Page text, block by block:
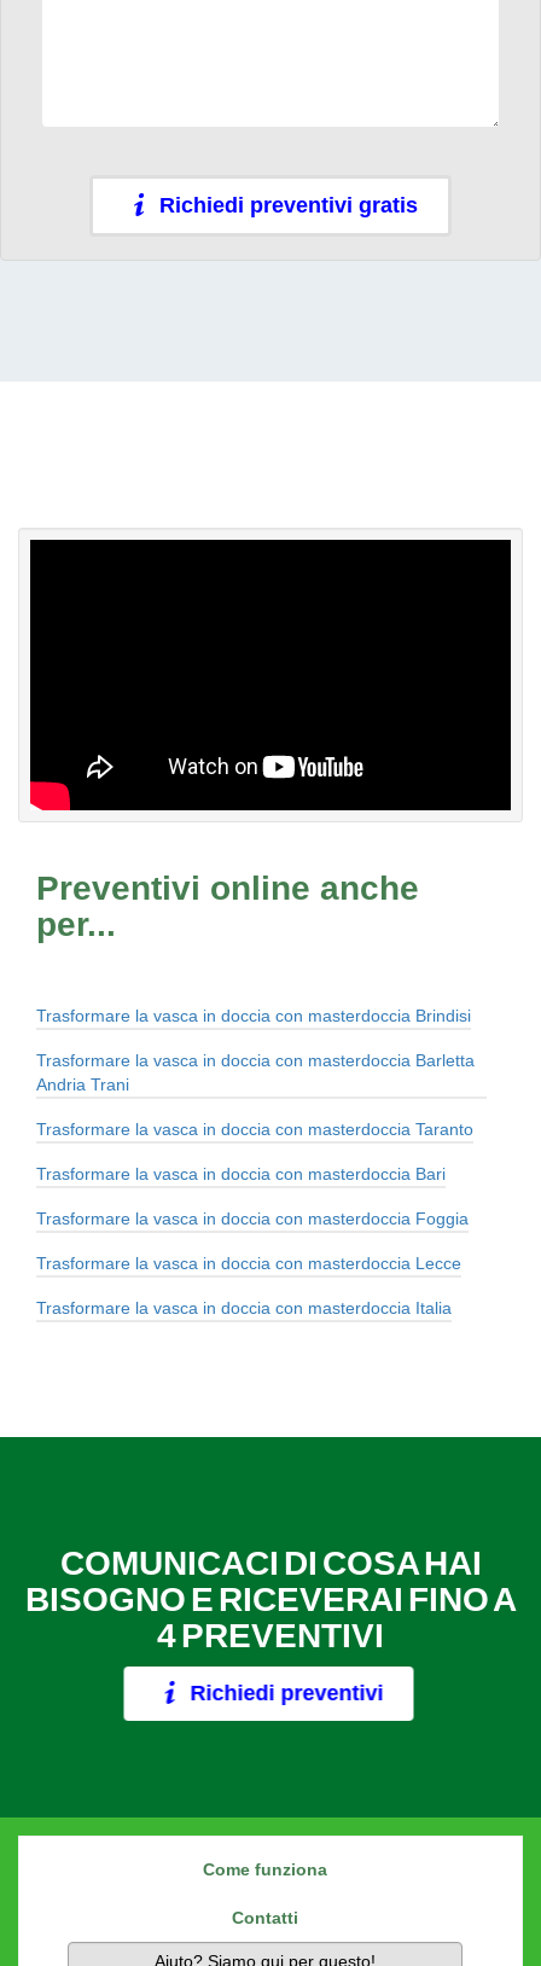
Richiedi preventivi gratis
Preventivi online anche
per...
Trasformare la vasca in doccia con masterdoccia Brindisi
Trasformare la vasca in doccia con masterdoccia Barletta
Andria Trani
Trasformare la vasca in doccia con masterdoccia Taranto
Trasformare la vasca in doccia con masterdoccia Bari
Trasformare la vasca in doccia con masterdoccia Foggia
Trasformare la vasca in doccia con masterdoccia Lecce
Trasformare la vasca in doccia con masterdoccia Italia
COMUNICACI DI COSA HAI
BISOGNO E RICEVERAI FINO A
4 PREVENTIVI
Richiedi preventivi
Come funziona
Contatti
Aiuto? Siamo qui per questo!